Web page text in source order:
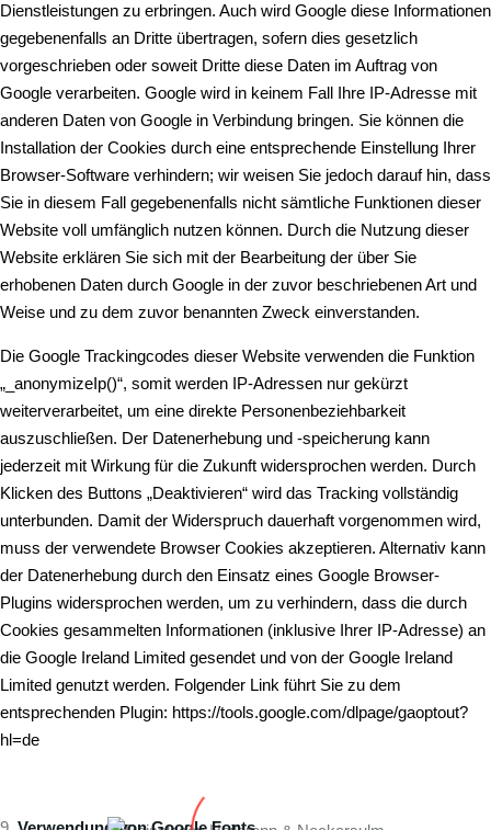
Dienstleistungen zu erbringen. Auch wird Google diese Informationen
gegebenenfalls an Dritte übertragen, sofern dies gesetzlich
vorgeschrieben oder soweit Dritte diese Daten im Auftrag von
Google verarbeiten. Google wird in keinem Fall Ihre IP-Adresse mit
anderen Daten von Google in Verbindung bringen. Sie können die
Installation der Cookies durch eine entsprechende Einstellung Ihrer
Browser-Software verhindern; wir weisen Sie jedoch darauf hin, dass
Sie in diesem Fall gegebenenfalls nicht sämtliche Funktionen dieser
Website voll umfänglich nutzen können. Durch die Nutzung dieser
Website erklären Sie sich mit der Bearbeitung der über Sie
erhobenen Daten durch Google in der zuvor beschriebenen Art und
Weise und zu dem zuvor benannten Zweck einverstanden.
Die Google Trackingcodes dieser Website verwenden die Funktion
„_anonymizeIp()“, somit werden IP-Adressen nur gekürzt
weiterverarbeitet, um eine direkte Personenbeziehbarkeit
auszuschließen. Der Datenerhebung und -speicherung kann
jederzeit mit Wirkung für die Zukunft widersprochen werden. Durch
Klicken des Buttons „Deaktivieren“ wird das Tracking vollständig
unterbunden. Damit der Widerspruch dauerhaft vorgenommen wird,
muss der verwendete Browser Cookies akzeptieren. Alternativ kann
der Datenerhebung durch den Einsatz eines Google Browser-
Plugins widersprochen werden, um zu verhindern, dass die durch
Cookies gesammelten Informationen (inklusive Ihrer IP-Adresse) an
die Google Ireland Limited gesendet und von der Google Ireland
Limited genutzt werden. Folgender Link führt Sie zu dem
entsprechenden Plugin: https://tools.google.com/dlpage/gaoptout?
hl=de